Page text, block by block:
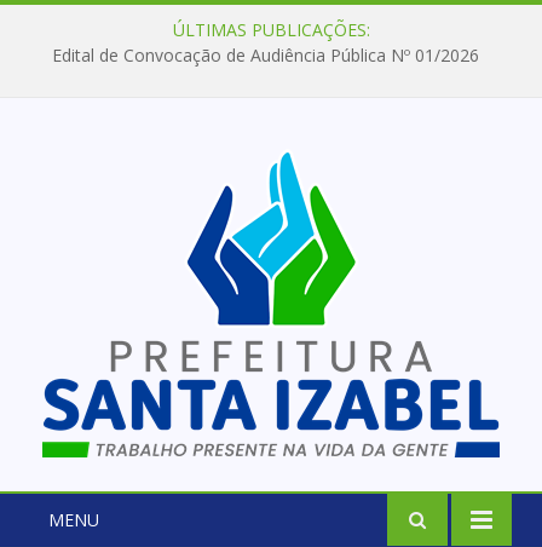
ÚLTIMAS PUBLICAÇÕES:
Edital de Convocação de Audiência Pública Nº 01/2026
MENU